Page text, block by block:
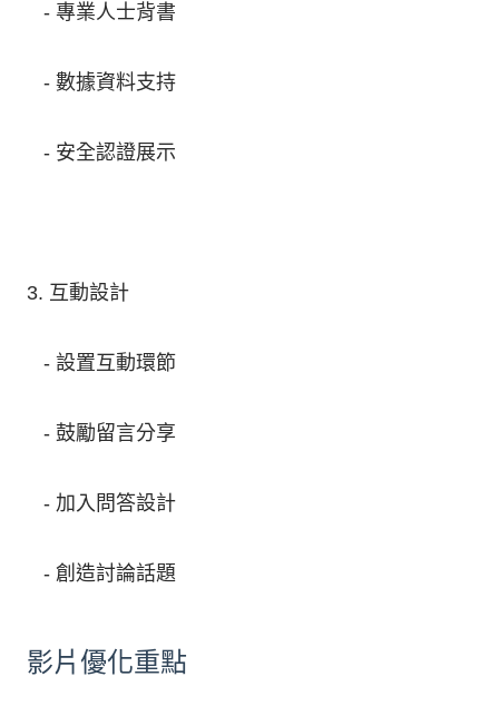
- 專業人士背書
- 數據資料支持
- 安全認證展示
3. 互動設計
- 設置互動環節
- 鼓勵留言分享
- 加入問答設計
- 創造討論話題
影片優化重點